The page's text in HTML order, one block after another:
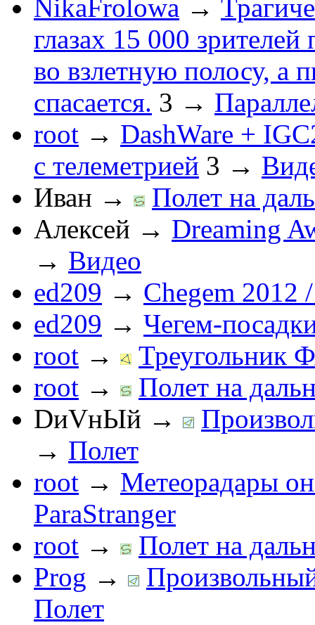
NikaFrolowa →
глазах 15 000
во взлетную полосу, а
спасается. 3 →
root → DashWare +
с телеметрией 3 →
Иван →
Полет на
Алексей → Dreaming
→ Видео
ed209 → Chegem 2012
ed209 → Чегем-
root →
Треугольник
root →
Полет на
DиVнЫй →
→ Полет
root → Метеорадары
ParaStranger
root →
Полет на
Prog →
Полет